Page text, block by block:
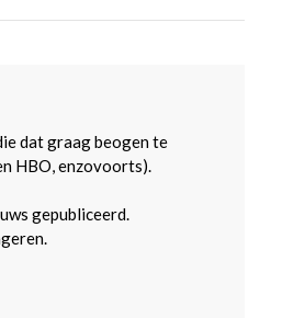
dat graag beogen te
HBO, enzovoorts).
gepubliceerd.